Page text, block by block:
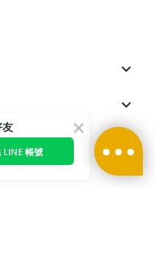
LINE 帳號